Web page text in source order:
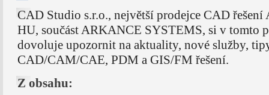
CAD Studio s.r.o., největší prodejce CAD řešení
HU, součást ARKANCE SYSTEMS, si v tomto
dovoluje upozornit na aktuality, nové služby,
CAD/CAM/CAE, PDM a GIS/FM řešení.
Z obsahu: